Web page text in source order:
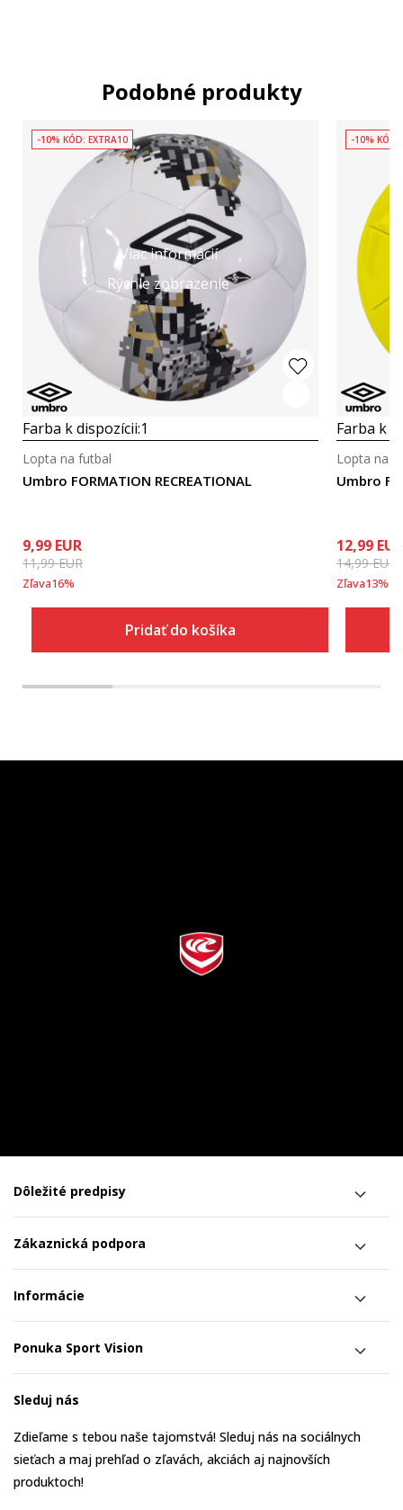
Podobné produkty
Viac informácií
Rýchle zobrazenie
-10% KÓD: EXTRA10
Farba k dispozícii:1
Umbro FORMATION RECREATIONAL
Lopta na futbal
9,99 EUR
11,99EUR
Zľava16%
Pridať do košíka
-10% KÓD:
Farba k
Umbro
Lopta na
12,99 EUR
14,99EUR
Zľava13%
Dôležité predpisy
Zákaznická podpora
Informácie
Ponuka Sport Vision
Sleduj nás
Zdieľame s tebou naše tajomstvá! Sleduj nás na sociálnych
sieťach a maj prehľad o zľavách, akciách aj najnovších
produktoch!